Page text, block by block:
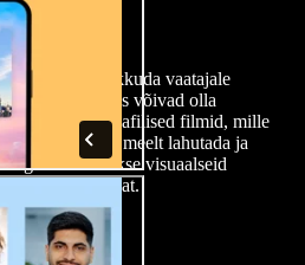
selleks, et pakkuda vaatajale
sisu. Nendeks võivad olla
kinematograafilised filmid, mille
elamust, meelt lahutada ja
kasutatakse visuaalseid
taustamuusikat.